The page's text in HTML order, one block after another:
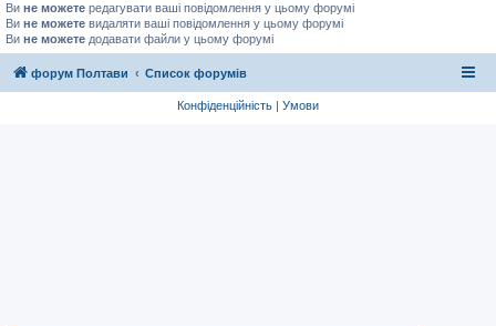
Ви не можете редагувати ваші повідомлення у цьому форумі
Ви не можете видаляти ваші повідомлення у цьому форумі
Ви не можете додавати файли у цьому форумі
форум Полтави Список форумів
Конфіденційність | Умови